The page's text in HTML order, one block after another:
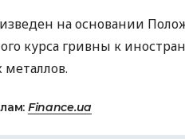
на основании
курса гривны к
металлов.
Finance.ua